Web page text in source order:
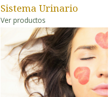
Sistema Urinario
Ver productos